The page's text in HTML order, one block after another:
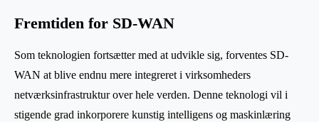
Fremtiden for SD-WAN
Som teknologien fortsætter med at udvikle sig, forventes SD-
WAN at blive endnu mere integreret i virksomheders
netværksinfrastruktur over hele verden. Denne teknologi vil i
stigende grad inkorporere kunstig intelligens og maskinlæring